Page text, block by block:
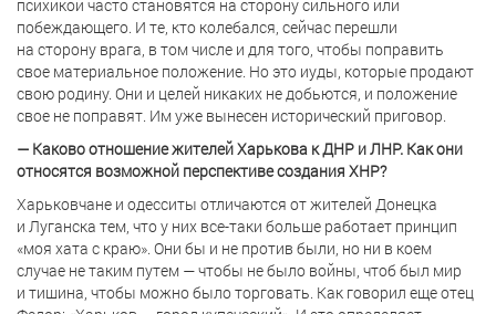
психикой часто становятся на сторону сильного или
побеждающего. И те, кто колебался, сейчас перешли
на сторону врага, в том числе и для того, чтобы поправить
свое материальное положение. Но это иуды, которые продают
свою родину. Они и целей никаких не добьются, и положение
свое не поправят. Им уже вынесен исторический приговор.
— Каково отношение жителей Харькова к ДНР и ЛНР. Как они
относятся возможной перспективе создания ХНР?
Харьковчане и одесситы отличаются от жителей Донецка
и Луганска тем, что у них все-таки больше работает принцип
«моя хата с краю». Они бы и не против были, но ни в коем
случае не таким путем — чтобы не было войны, чтоб был мир
и тишина, чтобы можно было торговать. Как говорил еще отец